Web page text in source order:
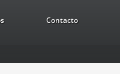
Contacto